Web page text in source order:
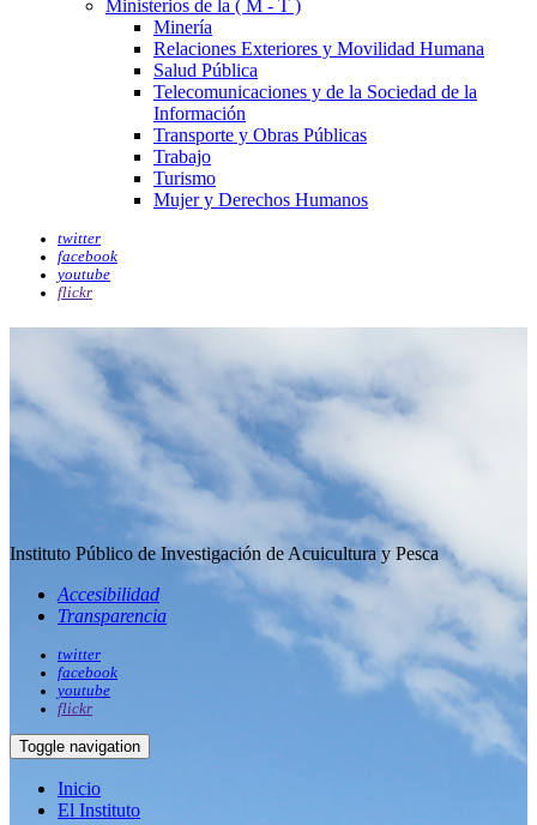
Ministerios de la ( M - T )
Minería
Relaciones Exteriores y Movilidad Humana
Salud Pública
Telecomunicaciones y de la Sociedad de la
Información
Transporte y Obras Públicas
Trabajo
Turismo
Mujer y Derechos Humanos
twitter
facebook
youtube
flickr
Instituto Público de Investigación de Acuicultura y Pesca
Accesibilidad
Transparencia
twitter
facebook
youtube
flickr
Toggle navigation
Inicio
El Instituto